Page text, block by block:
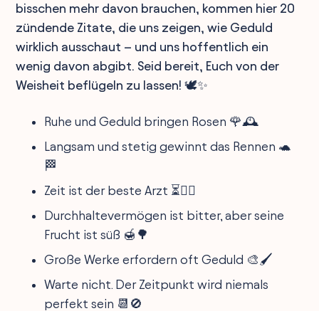
bisschen mehr davon brauchen, kommen hier 20
zündende Zitate, die uns zeigen, wie Geduld
wirklich ausschaut – und uns hoffentlich ein
wenig davon abgibt. Seid bereit, Euch von der
Weisheit beflügeln zu lassen! 🕊️✨
Ruhe und Geduld bringen Rosen 🌹🕰️
Langsam und stetig gewinnt das Rennen 🐢
🏁
Zeit ist der beste Arzt ⏳👨‍⚕️
Durchhaltevermögen ist bitter, aber seine
Frucht ist süß 🍯🌳
Große Werke erfordern oft Geduld 🎨🖌️
Warte nicht. Der Zeitpunkt wird niemals
perfekt sein 📆🚫